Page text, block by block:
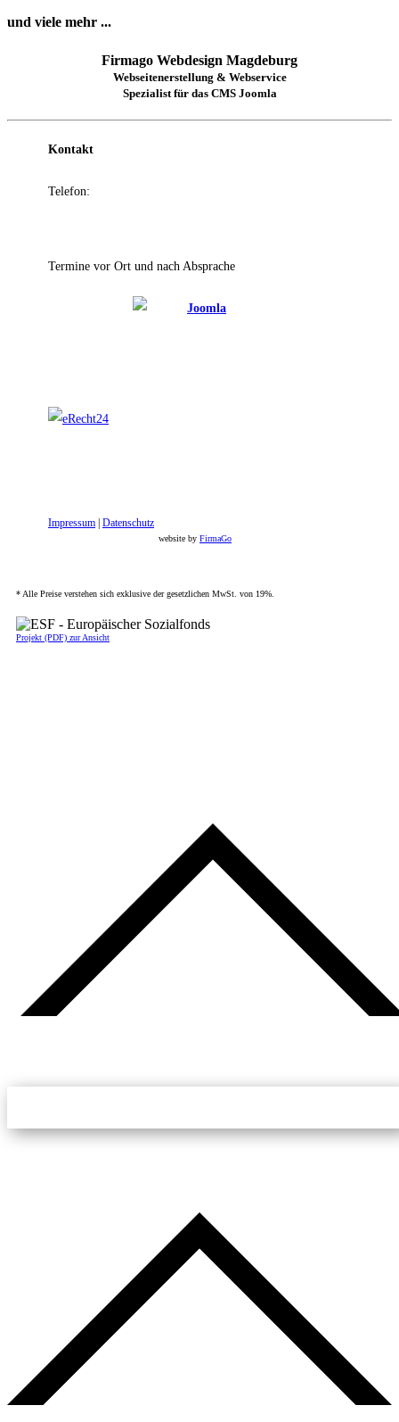
und viele mehr ...
Firmago Webdesign Magdeburg
Webseitenerstellung & Webservice
Spezialist für das CMS Joomla
Kontakt
Telefon:
Termine vor Ort und nach Absprache
Impressum | Datenschutz
website by FirmaGo
* Alle Preise verstehen sich exklusive der gesetzlichen MwSt. von 19%.
Projekt (PDF) zur Ansicht